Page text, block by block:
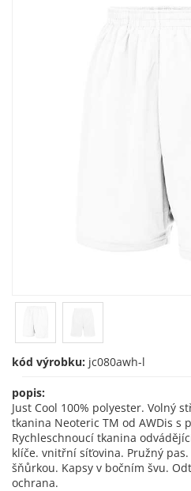
kód výrobku: jc080awh-l
popis:
Just Cool 100% polyester. Volný
tkanina Neoteric TM od AWDis s
Rychleschnoucí tkanina
klíče. vnitřní síťovina. Pružný
šňůrkou. Kapsy v bočním švu.
ochrana.